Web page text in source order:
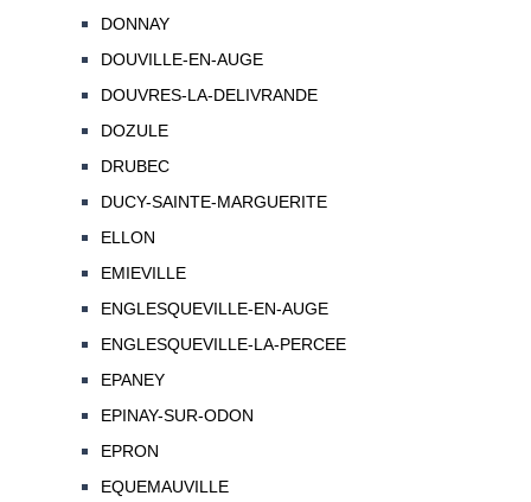
DONNAY
DOUVILLE-EN-AUGE
DOUVRES-LA-DELIVRANDE
DOZULE
DRUBEC
DUCY-SAINTE-MARGUERITE
ELLON
EMIEVILLE
ENGLESQUEVILLE-EN-AUGE
ENGLESQUEVILLE-LA-PERCEE
EPANEY
EPINAY-SUR-ODON
EPRON
EQUEMAUVILLE